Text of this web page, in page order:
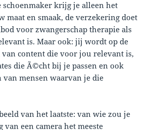
schoenmaker krijg je alleen het
maat en smaak, de verzekering doet
voor zwangerschap therapie als
is. Maar ook: jij wordt op de
van content die voor jou relevant is,
die Ã©cht bij je passen en ook
van mensen waarvan je die
van het laatste: van wie zou je
van een camera het meeste